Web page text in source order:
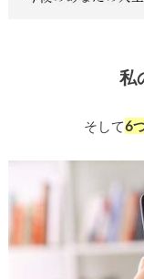
私
そして6